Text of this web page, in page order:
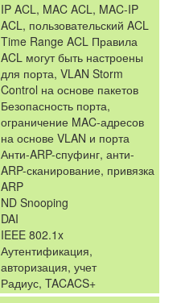
IP ACL, MAC ACL, MAC-IP
ACL, пользовательский ACL
Time Range ACL Правила
ACL могут быть настроены
для порта, VLAN Storm
Control на основе пакетов
Безопасность порта,
ограничение MAC-адресов
на основе VLAN и порта
Анти-ARP-спуфинг, анти-
ARP-сканирование, привязка
ARP
ND Snooping
DAI
IEEE 802.1x
Аутентификация,
авторизация, учет
Радиус, TACACS+